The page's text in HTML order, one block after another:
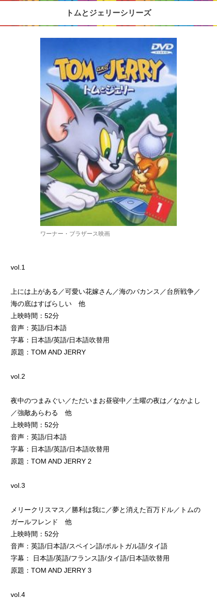
トムとジェリーシリーズ
ワーナー・ブラザース映画
vol.1
上には上がある／可愛い花嫁さん／海のバカンス／台所戦争／
海の底はすばらしい 他
上映時間：52分
音声：英語/日本語
字幕：日本語/英語/日本語吹替用
原題：TOM AND JERRY
vol.2
夜中のつまみぐい／ただいまお昼寝中／土曜の夜は／なかよし
／強敵あらわる 他
上映時間：52分
音声：英語/日本語
字幕：日本語/英語/日本語吹替用
原題：TOM AND JERRY 2
vol.3
メリークリスマス／勝利は我に／夢と消えた百万ドル／トムの
ガールフレンド 他
上映時間：52分
音声：英語/日本語/スペイン語/ポルトガル語/タイ語
字幕： 日本語/英語/フランス語/タイ語/日本語吹替用
原題：TOM AND JERRY 3
vol.4